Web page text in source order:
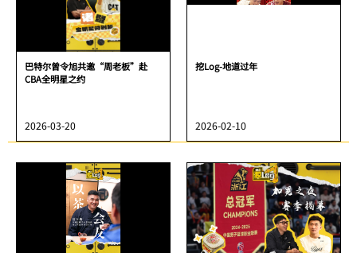
巴特尔曾令旭共邀“周老板”赴
CBA全明星之约
2026-03-20
挖Log-地道过年
2026-02-10